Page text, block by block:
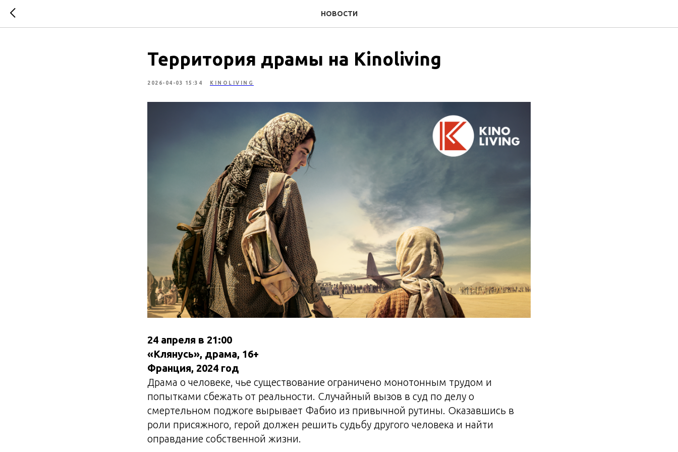
НОВОСТИ
Территория драмы на Kinoliving
2026-04-03 15:34 KINOLIVING
24 апреля в 21:00
«Клянусь», драма, 16+
Франция, 2024 год
Драма о человеке, чье существование ограничено монотонным трудом и
попытками сбежать от реальности. Случайный вызов в суд по делу о
смертельном поджоге вырывает Фабио из привычной рутины. Оказавшись в
роли присяжного, герой должен решить судьбу другого человека и найти
оправдание собственной жизни.